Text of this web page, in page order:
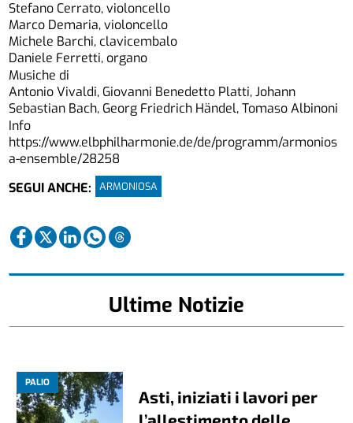
Stefano Cerrato, violoncello
Marco Demaria, violoncello
Michele Barchi, clavicembalo
Daniele Ferretti, organo
Musiche di
Antonio Vivaldi, Giovanni Benedetto Platti, Johann
Sebastian Bach, Georg Friedrich Händel, Tomaso Albinoni
Info
https://www.elbphilharmonie.de/de/programm/armonios
a-ensemble/28258
SEGUI ANCHE:
ARMONIOSA
Ultime Notizie
PALIO
Asti, iniziati i lavori per